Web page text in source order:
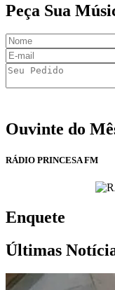
Peça Sua
Ouvinte do
RÁDIO PRINCESA FM
Enquete
Últimas